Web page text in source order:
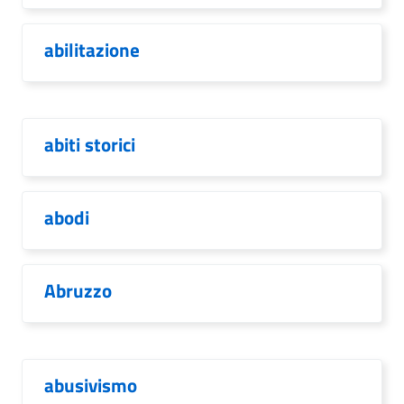
abilitazione
abiti storici
abodi
Abruzzo
abusivismo